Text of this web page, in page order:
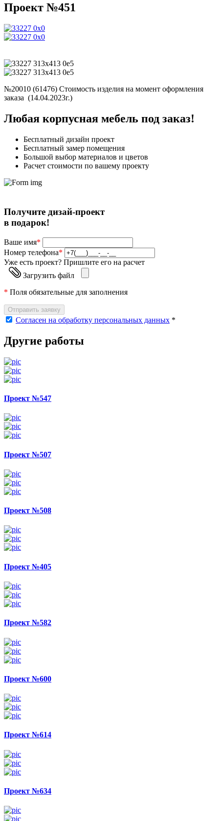
Проект №451
№20010 (61476) Стоимость изделия на момент оформления
заказа (14.04.2023г.)
Любая корпусная мебель под заказ!
Бесплатный дизайн проект
Бесплатный замер помещения
Большой выбор материалов и цветов
Расчет стоимости по вашему проекту
Получите дизай-проект
в подарок!
Ваше имя*
Номер телефона*
Уже есть проект? Пришлите его на расчет
Загрузить файл
* Поля обязательные для заполнения
Отправить заявку
Согласен на обработку персональных данных *
Другие работы
Проект №547
Проект №507
Проект №508
Проект №405
Проект №582
Проект №600
Проект №614
Проект №634